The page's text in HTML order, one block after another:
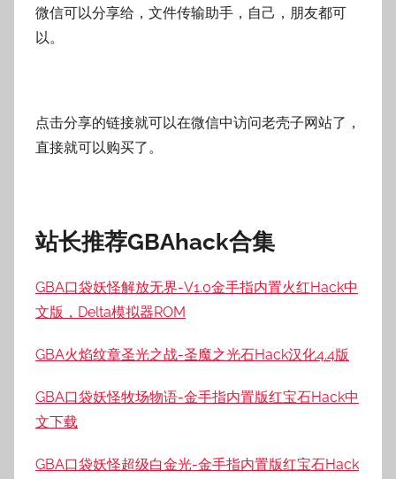
微信可以分享给，文件传输助手，自己，朋友都可
以。
点击分享的链接就可以在微信中访问老壳子网站了，
直接就可以购买了。
站长推荐GBAhack合集
GBA口袋妖怪解放无界-V1.0金手指内置火红Hack中
文版，Delta模拟器ROM
GBA火焰纹章圣光之战-圣魔之光石Hack汉化4.4版
GBA口袋妖怪牧场物语-金手指内置版红宝石Hack中
文下载
GBA口袋妖怪超级白金光-金手指内置版红宝石Hack